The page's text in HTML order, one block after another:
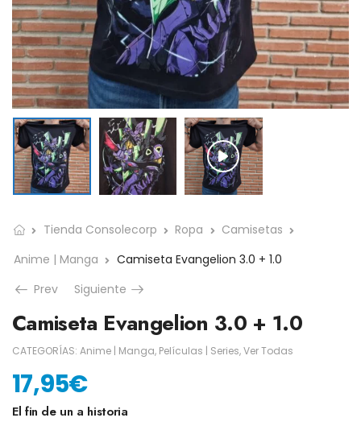
Tienda Consolecorp Ropa
Camisetas
Anime | Manga
Camiseta Evangelion 3.0 + 1.0
Prev
Siguiente
Camiseta Evangelion 3.0 + 1.0
CATEGORÍAS: Anime | Manga, Películas | Series,Ver Todas
17,95€
El fin de un a historia